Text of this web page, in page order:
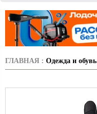
ГЛАВНАЯ : Одежда и обувь